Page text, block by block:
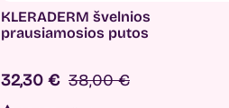
KLERADERM švelnios
prausiamosios putos
32,30 € 38,00 €